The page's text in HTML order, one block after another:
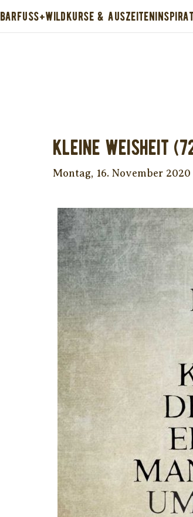
BARFUSS+WILDKURSE & AUSZEITEN
Kleine Weisheit
Montag, 16. November 2020